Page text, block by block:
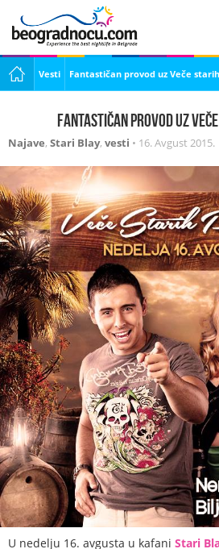
Vesti Fantastičan provod uz Veče
Fantastičan provod uz
Najave, Stari Blay, vesti • 16. Avgust 2015.
U nedelju 16. avgusta u kafani Stari